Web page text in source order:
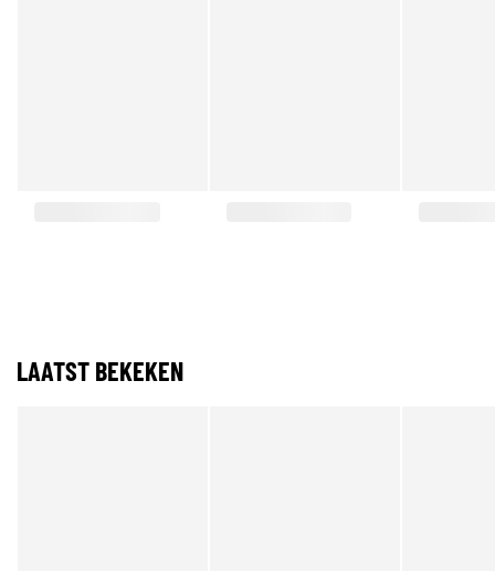
LAATST BEKEKEN